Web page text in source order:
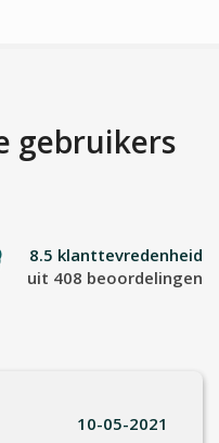
gebruikers
8.5 klanttevredenheid
uit 408 beoordelingen
10-05-2021